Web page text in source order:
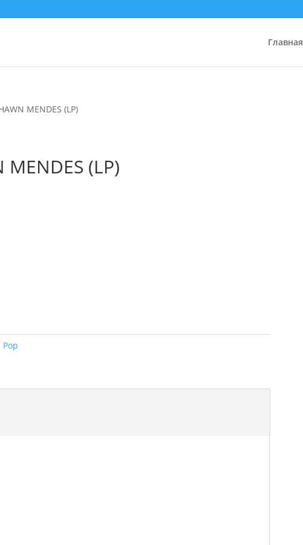
Главная
MENDES (LP)
MENDES (LP)
Pop